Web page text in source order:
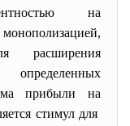
на
монополизацией,
расширения
определенных
прибыли на
стимул для